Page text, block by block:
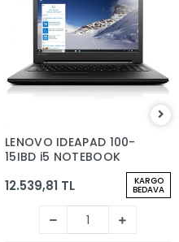
LENOVO IDEAPAD 100-
15IBD i5 NOTEBOOK
12.539,81 TL KARGO
BEDAVA